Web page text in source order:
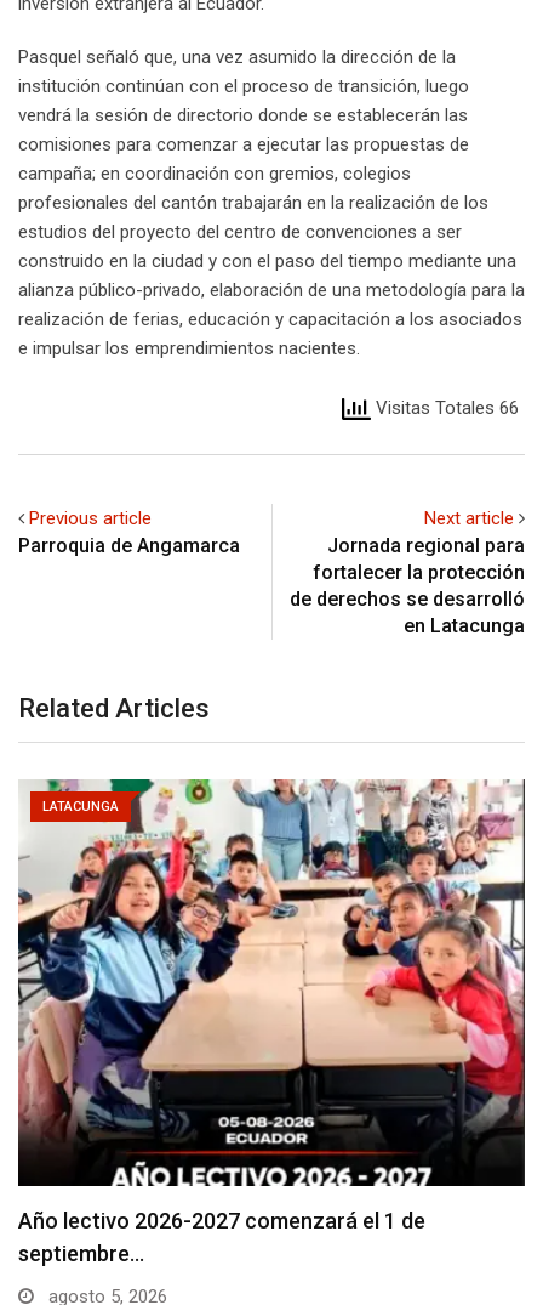
Pasquel señaló que, una vez asumido la dirección de la
institución continúan con el proceso de transición, luego
vendrá la sesión de directorio donde se establecerán las
comisiones para comenzar a ejecutar las propuestas de
campaña; en coordinación con gremios, colegios
profesionales del cantón trabajarán en la realización de los
estudios del proyecto del centro de convenciones a ser
construido en la ciudad y con el paso del tiempo mediante una
alianza público-privado, elaboración de una metodología para la
realización de ferias, educación y capacitación a los asociados
e impulsar los emprendimientos nacientes.
Visitas Totales 66
Previous article
Parroquia de Angamarca
Next article
Jornada regional para
fortalecer la protección
de derechos se desarrolló
en Latacunga
Related Articles
LATACUNGA
Se suspenderá servicio de agua potable en varios…
agosto 5, 2026